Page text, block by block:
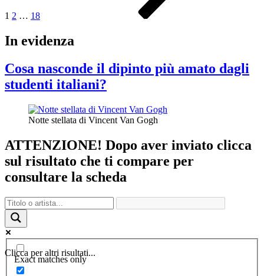
1 2 … 18
In evidenza
Cosa nasconde il dipinto più amato dagli
studenti italiani?
Notte stellata di Vincent Van Gogh
ATTENZIONE! Dopo aver inviato clicca
sul risultato che ti compare per
consultare la scheda
Clicca per altri risultati...
Exact matches only